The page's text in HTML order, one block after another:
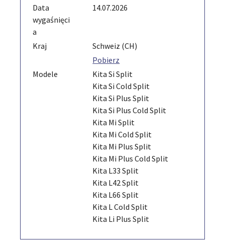
Data
wygaśnięci
a
14.07.2026
Kraj
Schweiz (CH)
Pobierz
Modele
Kita Si Split
Kita Si Cold Split
Kita Si Plus Split
Kita Si Plus Cold Split
Kita Mi Split
Kita Mi Cold Split
Kita Mi Plus Split
Kita Mi Plus Cold Split
Kita L33 Split
Kita L42 Split
Kita L66 Split
Kita L Cold Split
Kita Li Plus Split